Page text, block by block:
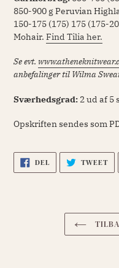
850-900 g Peruvian
150-175 (175) 175 (175-
Mohair. Find Tilia her.
Se evt.
anbefalinger til Wilma
Sværhedsgrad:2 ud af 5
Opskriften sendes som
DEL
PÅ
FACEBOOK
TWEET